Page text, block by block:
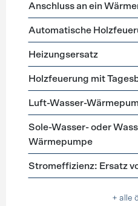
Anschluss an ein
Automatische
Heizungsersatz
Holzfeuerung mit
Luft-Wasser-
Sole-Wasser- oder
Wärmepumpe
Stromeffizienz: Ersatz
+ alle